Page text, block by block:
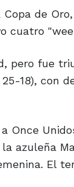
de
cuatro
pero fue
18), con
Once
azuleña
El